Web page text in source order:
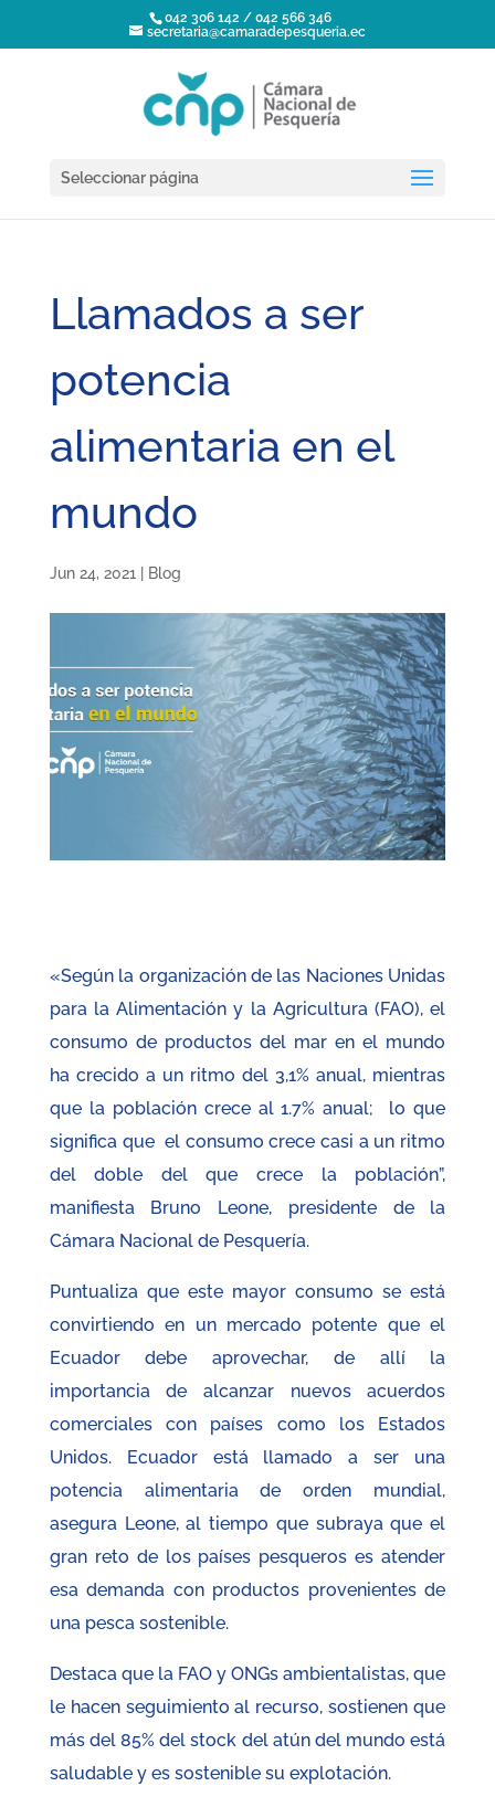
042 306 142 / 042 566 346
secretaria@camaradepesqueria.ec
Seleccionar página
Llamados a ser
potencia
alimentaria en el
mundo
Jun 24, 2021 Blog
«Según la organización de las Naciones Unidas
para la Alimentación y la Agricultura (FAO), el
consumo de productos del mar en el mundo
ha crecido a un ritmo del 3,1% anual, mientras
que la población crece al 1.7% anual; lo que
significa que el consumo crece casi a un ritmo
del doble del que crece la población”,
manifiesta Bruno Leone, presidente de la
Cámara Nacional de Pesquería.
Puntualiza que este mayor consumo se está
convirtiendo en un mercado potente que el
Ecuador debe aprovechar, de allí la
importancia de alcanzar nuevos acuerdos
comerciales con países como los Estados
Unidos. Ecuador está llamado a ser una
potencia alimentaria de orden mundial,
asegura Leone, al tiempo que subraya que el
gran reto de los países pesqueros es atender
esa demanda con productos provenientes de
una pesca sostenible.
Destaca que la FAO y ONGs ambientalistas, que
le hacen seguimiento al recurso, sostienen que
más del 85% del stock del atún del mundo está
saludable y es sostenible su explotación.